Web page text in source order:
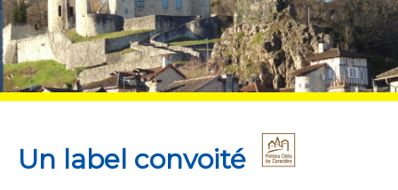
Un label convoité